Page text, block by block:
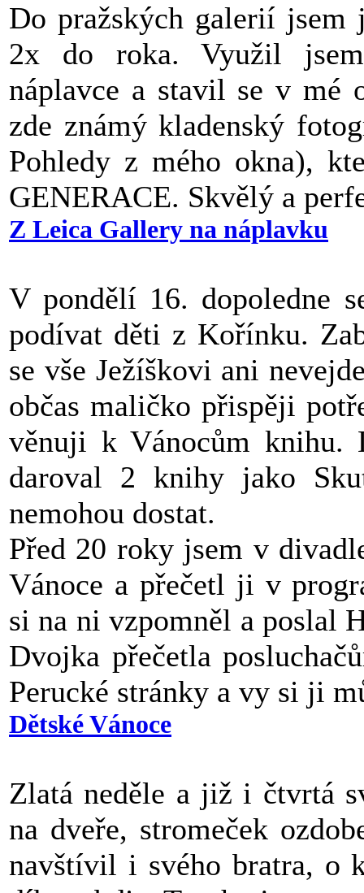
Do pražských galerií
2x do roka. Využil
náplavce a stavil se v mé
zde známý kladenský
Pohledy z mého okna),
GENERACE. Skvělý a
Z Leica Gallery na náplavku
V pondělí 16. dopoledne
podívat děti z Kořínku.
se vše Ježíškovi ani
občas maličko přispěji
věnuji k Vánocům
daroval 2 knihy jako
nemohou dostat.
Před 20 roky jsem v
Vánoce a přečetl ji v
si na ni vzpomněl a poslal
Dvojka přečetla
Perucké stránky a vy si ji
Dětské Vánoce
Zlatá neděle a již i čtvrtá
na dveře, stromeček
navštívil i svého bratra, o